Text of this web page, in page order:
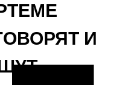
УЧАСТИЕИ
научитесь и